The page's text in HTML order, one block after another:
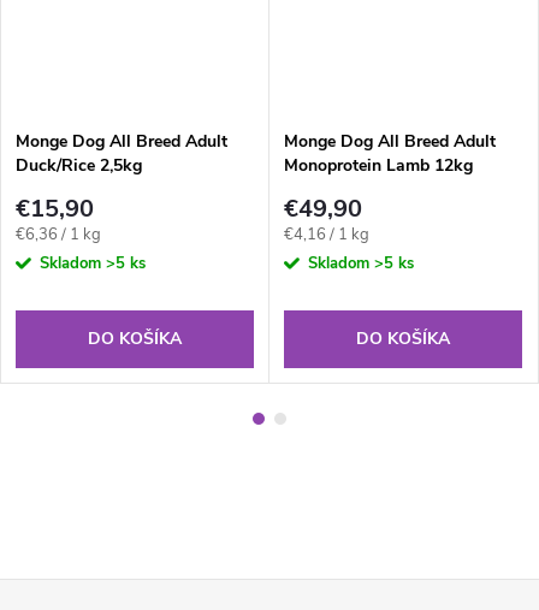
Monge Dog All Breed Adult
Duck/Rice 2,5kg
€15,90
Jednotková
cena:
€6,36 / 1 kg
Skladom >5 ks
DO KOŠÍKA
Monge Dog All Breed Adult
Monoprotein Lamb 12kg
€49,90
Jednotková
cena:
€4,16 / 1 kg
Skladom >5 ks
DO KOŠÍKA